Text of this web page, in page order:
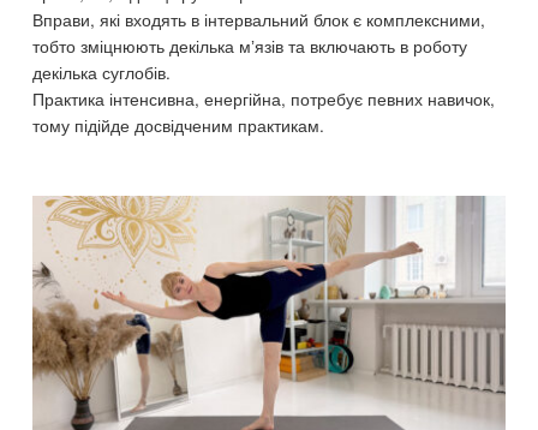
Вправи, які входять в інтервальний блок є комплексними,
тобто зміцнюють декілька мʼязів та включають в роботу
декілька суглобів.
Практика інтенсивна, енергійна, потребує певних навичок,
тому підійде досвідченим практикам.